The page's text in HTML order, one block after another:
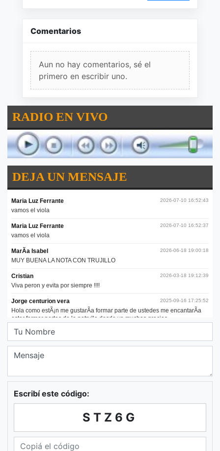
Comentarios
Aun no hay comentarios, sé el
primero en escribir uno.
RADIO EN VIVO
DEJA UN MENSAJE
Escribí este código:
STZ6G